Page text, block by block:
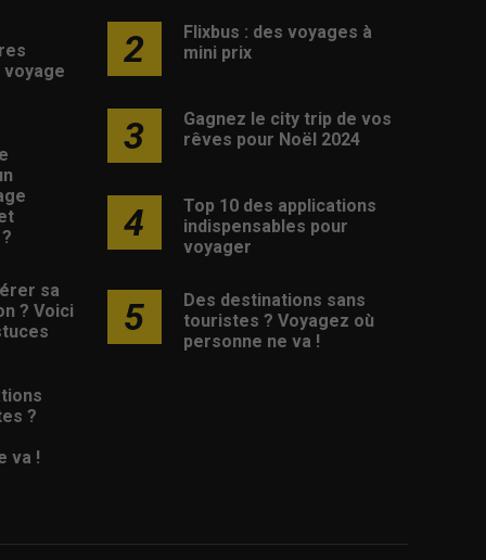
sa
? Voici
?
va !
2
Flixbus : des voyages à
mini prix
3
Gagnez le city trip de vos
rêves pour Noël 2024
4
Top 10 des applications
indispensables pour
voyager
5
Des destinations sans
touristes ? Voyagez où
personne ne va !